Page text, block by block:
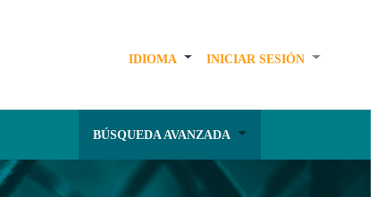
IDIOMA INICIAR SESIÓN
BÚSQUEDA AVANZADA